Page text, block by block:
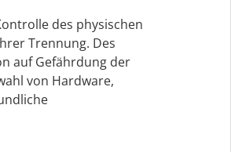
des physischen
Trennung. Des
auf Gefährdung der
von Hardware,